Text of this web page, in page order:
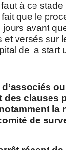
faut à ce
que le
avant
et versés sur
de la start
des clauses
la
de